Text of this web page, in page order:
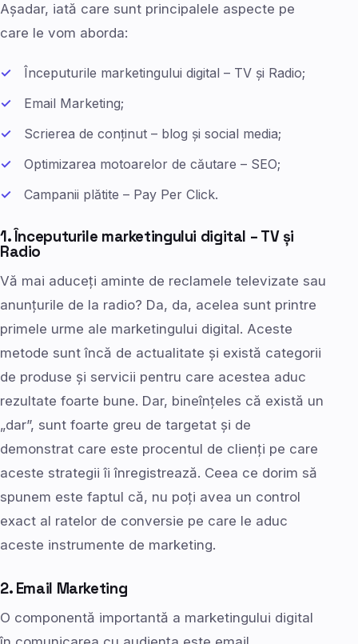
Așadar, iată care sunt principalele aspecte pe
care le vom aborda:
Începuturile marketingului digital – TV și Radio;
Email Marketing;
Scrierea de conținut – blog și social media;
Optimizarea motoarelor de căutare – SEO;
Campanii plătite – Pay Per Click.
1. Începuturile marketingului digital – TV și
Radio
Vă mai aduceți aminte de reclamele televizate sau
anunțurile de la radio? Da, da, acelea sunt printre
primele urme ale marketingului digital. Aceste
metode sunt încă de actualitate și există categorii
de produse și servicii pentru care acestea aduc
rezultate foarte bune. Dar, bineînțeles că există un
„dar”, sunt foarte greu de targetat și de
demonstrat care este procentul de clienți pe care
aceste strategii îi înregistrează. Ceea ce dorim să
spunem este faptul că, nu poți avea un control
exact al ratelor de conversie pe care le aduc
aceste instrumente de marketing.
2. Email Marketing
O componentă importantă a marketingului digital